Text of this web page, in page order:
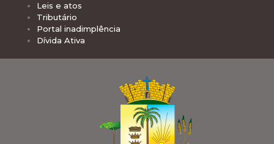
Leis e atos
Tributário
Portal inadimplência
Dívida Ativa